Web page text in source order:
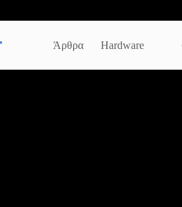
Άρθρα Hardware